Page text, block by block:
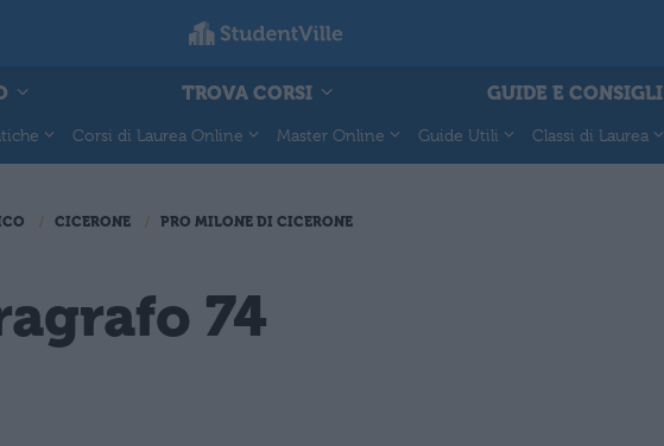
TROVA CORSI GUIDE E CONSIGLI
Corsi di Laurea Online Master Online Guide Utili Classi di Laurea
CICERONE PRO MILONE DI CICERONE
74